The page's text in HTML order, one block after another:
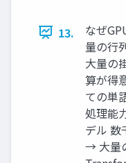
13.
なぜ
量の行
大量の
算が得
ての単
処理能
デル 数
→ 大量